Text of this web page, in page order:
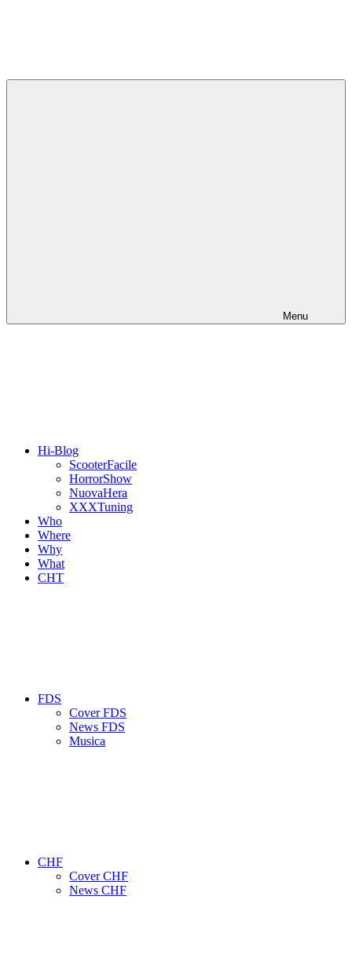
Menu
Hi-Blog
ScooterFacile
HorrorShow
NuovaHera
XXXTuning
Who
Where
Why
What
CHT
FDS
Cover FDS
News FDS
Musica
CHF
Cover CHF
News CHF